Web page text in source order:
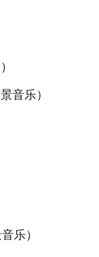
音乐）
乐）